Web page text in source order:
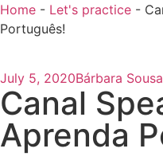
Home - Let's practice -
Português!
July 5, 2020Bárbara Sousa
Canal
Aprenda